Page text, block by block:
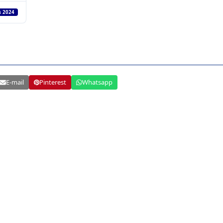
2024
E-mail Pinterest Whatsapp